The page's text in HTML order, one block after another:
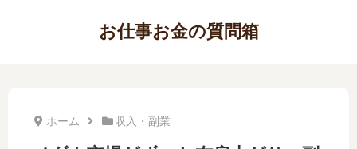
お仕事お金の質問箱
ホーム 収入・副業